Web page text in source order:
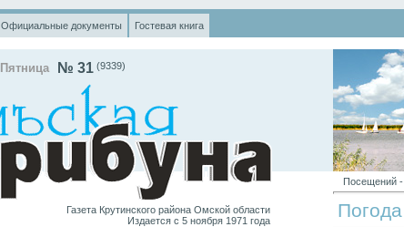
Официальные документы
Гостевая книга
Пятница № 31 (9339)
Газета Крутинского района Омской области
Издается с 5 ноября 1971 года
Посещений -
Погода